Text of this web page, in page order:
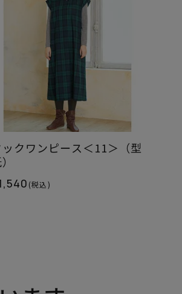
ックワンピース＜11＞（型
(税込)